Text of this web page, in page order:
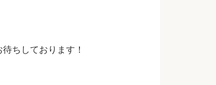
ちしております！